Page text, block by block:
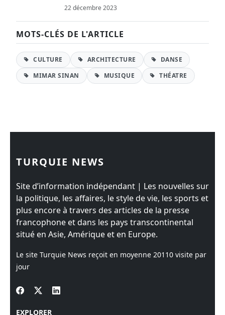
22 décembre 2023
MOTS-CLÉS DE L'ARTICLE
CULTURE ARCHITECTURE
DANSE
MIMAR SINAN
MUSIQUE THÉATRE
TURQUIE NEWS
Site d’information indépendant | Les nouvelles sur
la politique, les affaires, le style de vie, les sports et
plus encore à travers des articles de la presse
francophone et dans les pays transcontinental
situé en Asie, Amérique et en Europe.
Le site Turquie News reçoit en moyenne 20110 visite par
jour
EXPLORER